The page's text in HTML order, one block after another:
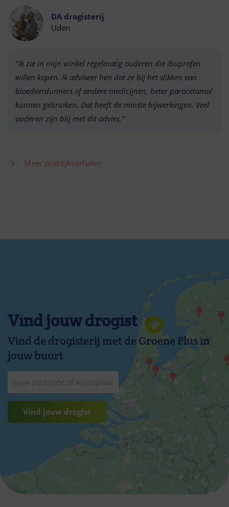
DA drogisterij
Uden
"Ik zie in mijn winkel regelmatig ouderen die ibuprofen
willen kopen. Ik adviseer hen dat ze bij het slikken van
bloedverdunners of andere medicijnen, beter paracetamol
kunnen gebruiken. Dat heeft de minste bijwerkingen. Veel
ouderen zijn blij met dit advies."
Meer praktijkverhalen
Vind jouw drogist
Vind de drogisterij met de Groene Plus in
jouw buurt
Vind jouw drogist